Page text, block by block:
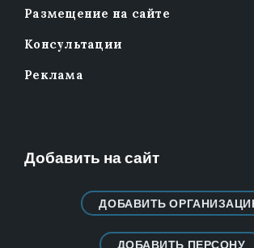
Размещение на сайте
Консультации
Реклама
Добавить на сайт
ДОБАВИТЬ
ДОБАВИТЬ ПЕРСОНУ